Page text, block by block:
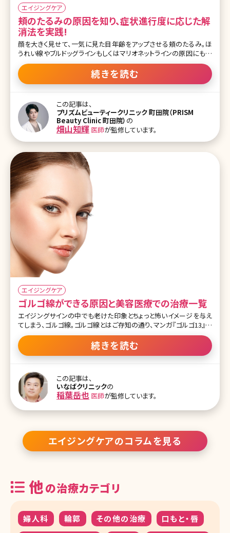
エイジングケア
頬のたるみの原因を知り、症状進行度に応じた解
消法を実践!
顔を大きく見せて、一気に見た目年齢をアップさせる頬のたるみ。ほ
うれい線やブルドッグラインもしくはマリオネットラインの原因にもな
り、頬がたるんでいるだけで、10歳以上老けて見られてしまうことも
あります。加齢による肌の衰えが大きな原因ですが、実はそれ以外に
も頬のたるみが起こる理由があります。ここでは頬がたるむ原因や改
のたるみ方は遺伝します。皆さんも、皆さんのご両親のような顔にだ
んだんなっていきます。たるみの原因は皮膚・脂肪・筋肉・骨格による
ものなど多岐にわたります。信頼できるドクターに診てもらい適切な
治療を受けましょう。 目次 1.頬のたるみって? 1-1.頬のたるみって？
1-2.頬のたるみが起こる原因 2.頬のたるみを改善する方法 2-1.頬の
続きを読む
この記事は、
プリズムビューティークリニック 町田院（PRISM
Beauty Clinic 町田院） の
畑山知輝 医師が監修しています。
エイジングケア
ゴルゴ線ができる原因と美容医療での治療一覧
エイジングサインの中でも老けた印象とちょっと怖いイメージを与え
てしまう、ゴルゴ線。ゴルゴ線とはご存知の通り、マンガ『ゴルゴ13』の
主人公の顔にあるような、目頭から斜めに入るラインのことを指して
います。ゴルゴ線は疲れた印象を与え、老け顔に見せるだけではなく
女子力を半減させてしまう力のある、やっかいなサインです。ではゴ
いきます。 目次 1.女子力を半減させる!ゴルゴ線を消すには? 1-1.ゴル
ゴ線とは 1-2.ゴルゴ線ができる原因とは 1-3.ゴルゴ線は年齢を問わ
ずできる? 1-4.ゴルゴ線を消すセルフケア 2.美容外科・美容皮膚科で
ゴルゴ線を消す方法 2-1.ゴルゴ線を消す注入系の施術 2-2.ゴルゴ線
を消す機器を使った施術
続きを読む
この記事は、
いなばクリニックの
稲葉岳也 医師が監修しています。
エイジングケアのコラムを見る
他の治療カテゴリ
婦人科 輪郭 その他の治療
口もと・唇